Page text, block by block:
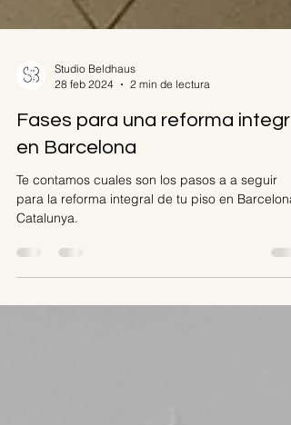
Studio Beldhaus
28 feb 2024
2 min de lectura
Fases para una reforma
en Barcelona
Te contamos cuales son los pasos a a seguir